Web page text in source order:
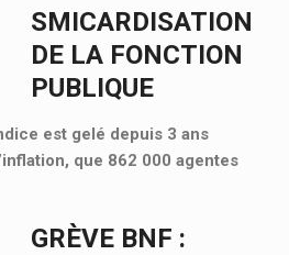
SMICARDISATION
DE LA FONCTION
PUBLIQUE
est gelé depuis 3 ans
que 862 000 agentes
GRÈVE BNF :